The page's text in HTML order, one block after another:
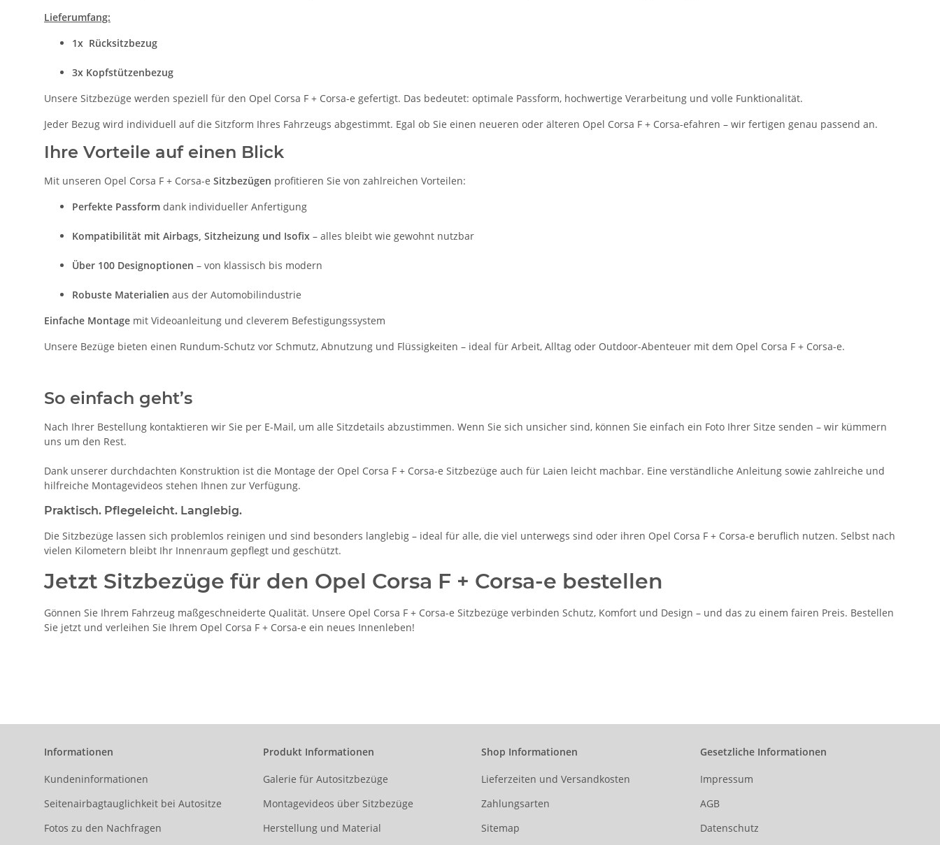
Lieferumfang:
1x Rücksitzbezug
3x Kopfstützenbezug
Unsere Sitzbezüge werden speziell für den Opel Corsa F + Corsa-e gefertigt. Das bedeutet: optimale Passform, hochwertige Verarbeitung und volle Funktionalität.
Jeder Bezug wird individuell auf die Sitzform Ihres Fahrzeugs abgestimmt. Egal ob Sie einen neueren oder älteren Opel Corsa F + Corsa-efahren – wir fertigen genau passend an.
Ihre Vorteile auf einen Blick
Mit unseren Opel Corsa F + Corsa-e Sitzbezügen profitieren Sie von zahlreichen Vorteilen:
Perfekte Passform dank individueller Anfertigung
Kompatibilität mit Airbags, Sitzheizung und Isofix – alles bleibt wie gewohnt nutzbar
Über 100 Designoptionen – von klassisch bis modern
Robuste Materialien aus der Automobilindustrie
Einfache Montage mit Videoanleitung und cleverem Befestigungssystem
Unsere Bezüge bieten einen Rundum-Schutz vor Schmutz, Abnutzung und Flüssigkeiten – ideal für Arbeit, Alltag oder Outdoor-Abenteuer mit dem Opel Corsa F + Corsa-e.
So einfach geht’s
Nach Ihrer Bestellung kontaktieren wir Sie per E-Mail, um alle Sitzdetails abzustimmen. Wenn Sie sich unsicher sind, können Sie einfach ein Foto Ihrer Sitze senden – wir kümmern
uns um den Rest.
Dank unserer durchdachten Konstruktion ist die Montage der Opel Corsa F + Corsa-e Sitzbezüge auch für Laien leicht machbar. Eine verständliche Anleitung sowie zahlreiche und
hilfreiche Montagevideos stehen Ihnen zur Verfügung.
Praktisch. Pflegeleicht. Langlebig.
Die Sitzbezüge lassen sich problemlos reinigen und sind besonders langlebig – ideal für alle, die viel unterwegs sind oder ihren Opel Corsa F + Corsa-e beruflich nutzen. Selbst nach
vielen Kilometern bleibt Ihr Innenraum gepflegt und geschützt.
Jetzt Sitzbezüge für den Opel Corsa F + Corsa-e bestellen
Gönnen Sie Ihrem Fahrzeug maßgeschneiderte Qualität. Unsere Opel Corsa F + Corsa-e Sitzbezüge verbinden Schutz, Komfort und Design – und das zu einem fairen Preis. Bestellen
Sie jetzt und verleihen Sie Ihrem Opel Corsa F + Corsa-e ein neues Innenleben!
Informationen
Kundeninformationen
Seitenairbagtauglichkeit bei Autositze
Fotos zu den Nachfragen
Produkt Informationen
Galerie für Autositzbezüge
Montagevideos über Sitzbezüge
Herstellung und Material
Shop Informationen
Lieferzeiten und Versandkosten
Zahlungsarten
Sitemap
Gesetzliche Informationen
Impressum
AGB
Datenschutz